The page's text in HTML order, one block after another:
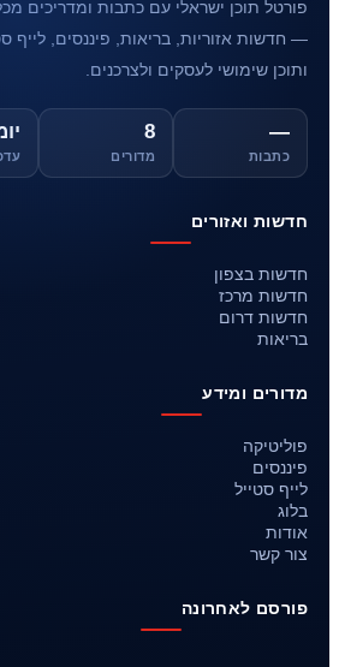
פורטל תוכן ישראלי עם כתבות ומדריכים
— חדשות אזוריות, בריאות, פיננסים, לייף
ותוכן שימושי לעסקים ולצרכנים.
—
כתבות
8
מדורים
חדשות ואזורים
חדשות בצפון
חדשות מרכז
חדשות דרום
בריאות
מדורים ומידע
פוליטיקה
פיננסים
לייף סטייל
בלוג
אודות
צור קשר
פורסם לאחרונה